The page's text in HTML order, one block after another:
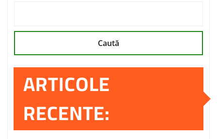
Caută
ARTICOLE
RECENTE: